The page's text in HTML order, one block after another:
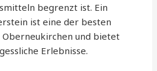
begrenzt ist. Ein
ist eine der besten
und bietet
Erlebnisse.